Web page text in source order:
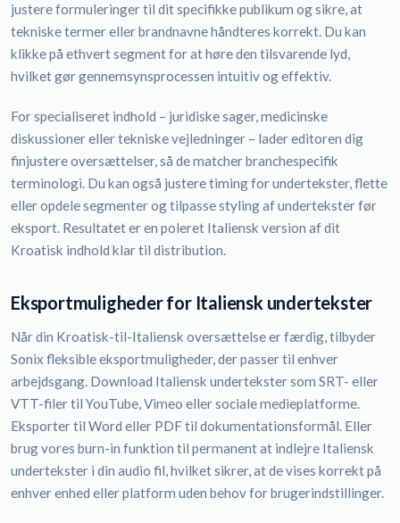
justere formuleringer til dit specifikke publikum og sikre, at
tekniske termer eller brandnavne håndteres korrekt. Du kan
klikke på ethvert segment for at høre den tilsvarende lyd,
hvilket gør gennemsynsprocessen intuitiv og effektiv.
For specialiseret indhold – juridiske sager, medicinske
diskussioner eller tekniske vejledninger – lader editoren dig
finjustere oversættelser, så de matcher branchespecifik
terminologi. Du kan også justere timing for undertekster, flette
eller opdele segmenter og tilpasse styling af undertekster før
eksport. Resultatet er en poleret Italiensk version af dit
Kroatisk indhold klar til distribution.
Eksportmuligheder for Italiensk undertekster
Når din Kroatisk-til-Italiensk oversættelse er færdig, tilbyder
Sonix fleksible eksportmuligheder, der passer til enhver
arbejdsgang. Download Italiensk undertekster som SRT- eller
VTT-filer til YouTube, Vimeo eller sociale medieplatforme.
Eksporter til Word eller PDF til dokumentationsformål. Eller
brug vores burn-in funktion til permanent at indlejre Italiensk
undertekster i din audio fil, hvilket sikrer, at de vises korrekt på
enhver enhed eller platform uden behov for brugerindstillinger.